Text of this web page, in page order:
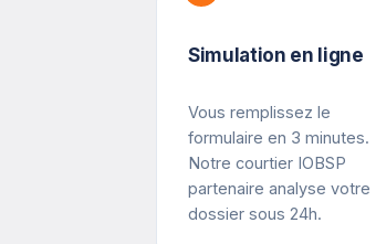
Simulation en ligne
Vous remplissez le
formulaire en 3 minutes.
Notre courtier IOBSP
partenaire analyse votre
dossier sous 24h.